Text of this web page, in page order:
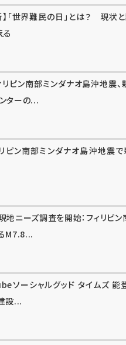
】「世界難民の日」とは？ 現状
る
リピン南部ミンダナオ島沖地震
ターの...
リピン南部ミンダナオ島沖地震
地ニーズ調査を開始：フィリピ
M7.8...
ソーシャルグッド タイムズ 能
設...